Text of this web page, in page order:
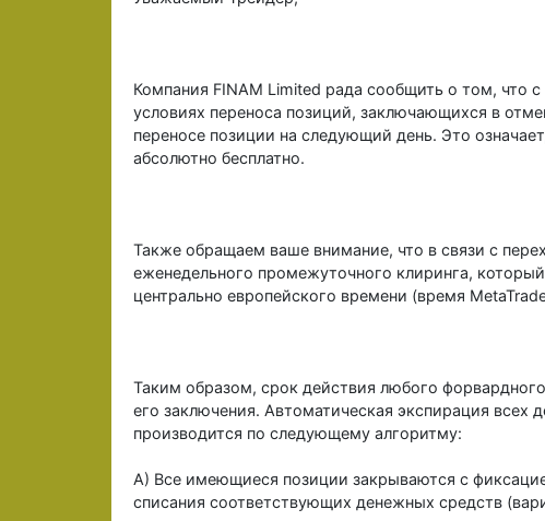
Компания FINAM Limited рада сообщить о том, что
условиях переноса позиций, заключающихся в
переносе позиции на следующий день. Это
абсолютно бесплатно.
Также обращаем ваше внимание, что в связи с
еженедельного промежуточного клиринга,
центрально европейского времени (время
Таким образом, срок действия любого
его заключения. Автоматическая экспирация
производится по следующему алгоритму:
А) Все имеющиеся позиции закрываются с
списания соответствующих денежных средств